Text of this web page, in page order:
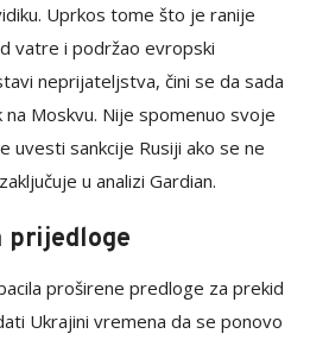
Uprkos tome što je ranije
vatre i podržao evropski
neprijateljstva, čini se da sada
Moskvu. Nije spomenuo svoje
uvesti sankcije Rusiji ako se ne
u analizi Gardian.
prijedloge
proširene predloge za prekid
Ukrajini vremena da se ponovo